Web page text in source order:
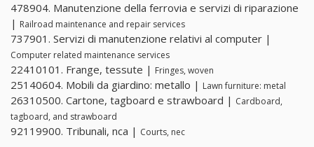
478904. Manutenzione della ferrovia e servizi di riparazione
| Railroad maintenance and repair services
737901. Servizi di manutenzione relativi al computer |
Computer related maintenance services
22410101. Frange, tessute | Fringes, woven
25140604. Mobili da giardino: metallo | Lawn furniture: metal
26310500. Cartone, tagboard e strawboard | Cardboard,
tagboard, and strawboard
92119900. Tribunali, nca | Courts, nec